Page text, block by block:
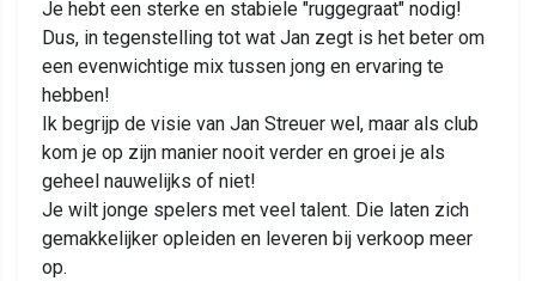
Je hebt een sterke en stabiele "ruggegraat" nodig!
Dus, in tegenstelling tot wat Jan zegt is het beter om
een evenwichtige mix tussen jong en ervaring te
hebben!
Ik begrijp de visie van Jan Streuer wel, maar als club
kom je op zijn manier nooit verder en groei je als
geheel nauwelijks of niet!
Je wilt jonge spelers met veel talent. Die laten zich
gemakkelijker opleiden en leveren bij verkoop meer
op.